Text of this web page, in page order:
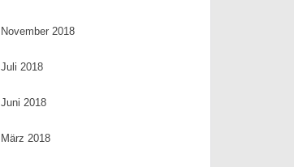
November 2018
Juli 2018
Juni 2018
März 2018